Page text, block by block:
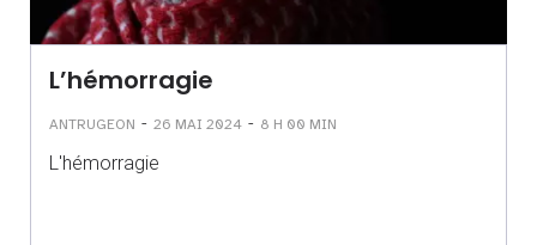
L’hémorragie
ANTRUGEON - 26 MAI 2024 - 8 H 00 MIN
L'hémorragie